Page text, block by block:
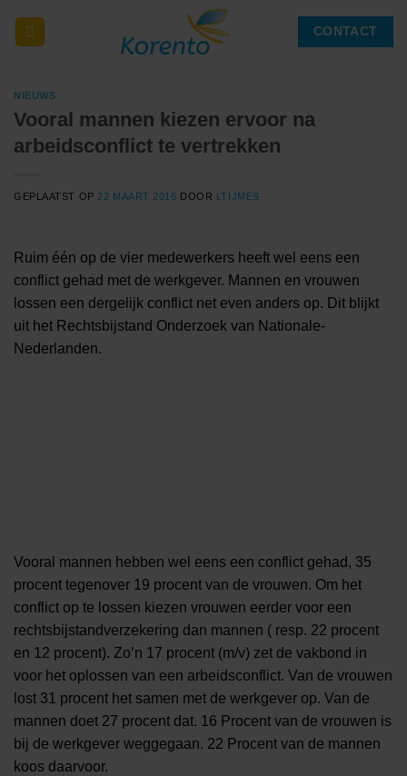
naar
CONTACT
NIEUWS
Vooral mannen kiezen ervoor na
arbeidsconflict te vertrekken
GEPLAATST OP 22 MAART 2016 DOOR LTIJMES
Ruim één op de vier medewerkers heeft wel eens een
conflict gehad met de werkgever. Mannen en vrouwen
lossen een dergelijk conflict net even anders op. Dit blijkt
uit het Rechtsbijstand Onderzoek van Nationale-
Nederlanden.
Vooral mannen hebben wel eens een conflict gehad, 35
procent tegenover 19 procent van de vrouwen. Om het
conflict op te lossen kiezen vrouwen eerder voor een
rechtsbijstandverzekering dan mannen ( resp. 22 procent
en 12 procent). Zo’n 17 procent (m/v) zet de vakbond in
voor het oplossen van een arbeidsconflict. Van de vrouwen
lost 31 procent het samen met de werkgever op. Van de
mannen doet 27 procent dat. 16 Procent van de vrouwen is
bij de werkgever weggegaan. 22 Procent van de mannen
koos daarvoor.